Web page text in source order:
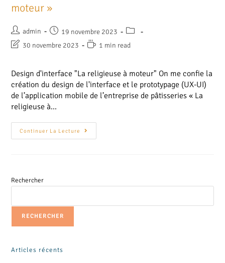
moteur »
admin
19 novembre 2023
30 novembre 2023
1 min read
Design d'interface "La religieuse à moteur" On me confie la
création du design de l'interface et le prototypage (UX-UI)
de l’application mobile de l’entreprise de pâtisseries « La
religieuse à…
Continuer La Lecture
Rechercher
RECHERCHER
Articles récents